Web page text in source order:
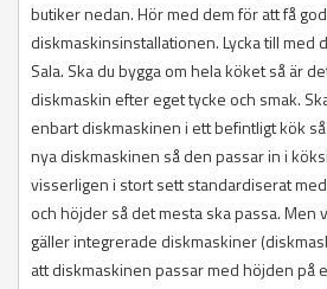
butiker nedan. Hör med dem för att få
diskmaskinsinstallationen. Lycka till med
Sala. Ska du bygga om hela köket så är
diskmaskin efter eget tycke och smak.
enbart diskmaskinen i ett befintligt kök
nya diskmaskinen så den passar in i
visserligen i stort sett standardiserat
och höjder så det mesta ska passa. Men
gäller integrerade diskmaskiner
att diskmaskinen passar med höjden på